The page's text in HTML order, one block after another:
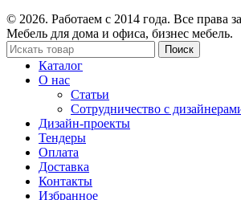
© 2026. Работаем с 2014 года. Все права
Мебель для дома и офиса, бизнес мебель.
Поиск
Каталог
О нас
Статьи
Сотрудничество с
Дизайн-проекты
Тендеры
Оплата
Доставка
Контакты
Избранное